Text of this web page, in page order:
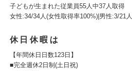
子どもが生まれた従業員55人中37人取得
女性:34/34人(女性取得率100%)|男性:3/21人
休日休暇は
【年間休日日数123日】
■完全週休2日制(土日祝)